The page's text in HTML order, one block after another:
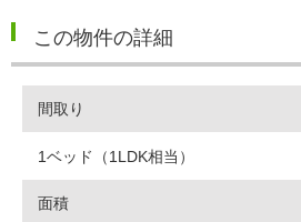
この物件の詳細
間取り
1ベッド（1LDK相当）
面積